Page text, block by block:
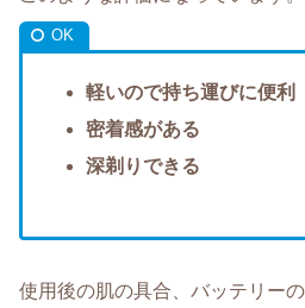
軽いので持ち運びに便利
密着感がある
深剃りできる
使用後の肌の具合、バッテリー